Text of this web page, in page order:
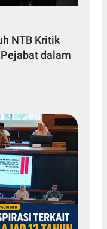
NTB Kritik
dalam